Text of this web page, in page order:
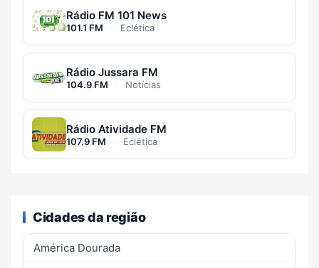
Rádio FM 101 News
101.1 FM · Eclética
Rádio Jussara FM
104.9 FM · Notícias
Rádio Atividade FM
107.9 FM · Eclética
Cidades da região
América Dourada